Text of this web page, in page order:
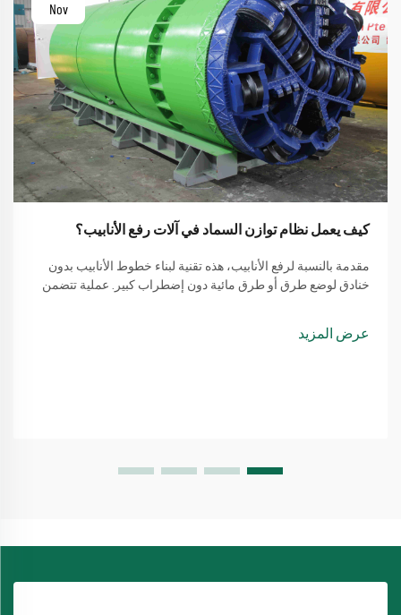
Nov
كيف يعمل نظام توازن السماد في آلات رفع الأنابيب؟
مقدمة بالنسبة لرفع الأنابيب، هذه تقنية لبناء خطوط الأنابيب بدون
خنادق لوضع طرق أو طرق مائية دون إضطراب كبير. عملية تتضمن
عرض المزيد